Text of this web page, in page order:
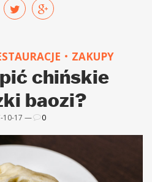
ZAKUPY
chińskie
baozi?
10-17 — 0